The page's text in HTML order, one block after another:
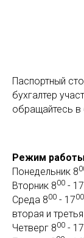
Паспортный
бухгалтер
обращайтесь
Режим работы
Понедельник 8
Вторник 800 - 17
Среда 800 - 1700
вторая и
Четверг 800 - 17